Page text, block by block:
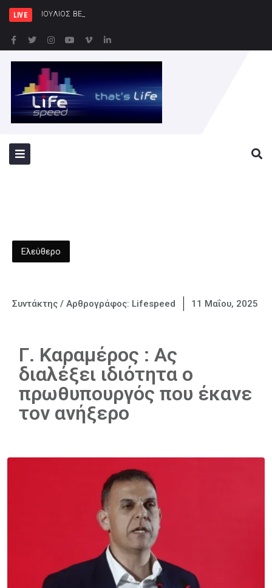
LIVE ΙΟΥΛΙΟΣ ΒΕΡΝ 200: Η Συναρπαστικ
Ελεύθερο
Συντάκτης / Αρθρογράφος: Lifespeed 11 Μαΐου, 2025
Γ. Καραμέρος : Ας
διαλέξει ιδιότητα ο
πρωθυπουργός που έκανε
τον ανήξερο